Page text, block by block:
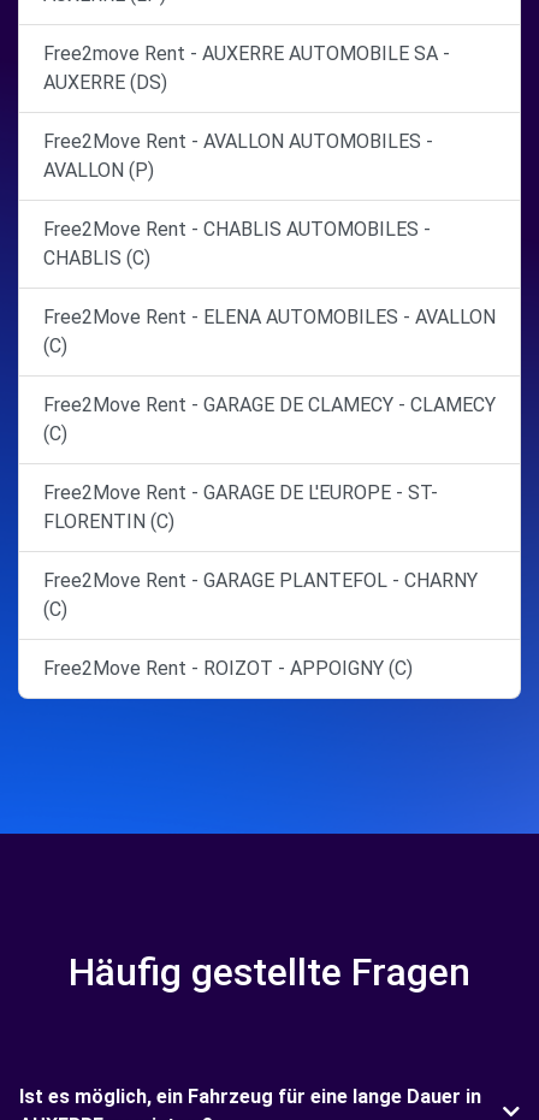
Free2move Rent - AUXERRE AUTOMOBILE SA -
AUXERRE (DS)
Free2Move Rent - AVALLON AUTOMOBILES -
AVALLON (P)
Free2Move Rent - CHABLIS AUTOMOBILES -
CHABLIS (C)
Free2Move Rent - ELENA AUTOMOBILES - AVALLON
(C)
Free2Move Rent - GARAGE DE CLAMECY - CLAMECY
(C)
Free2Move Rent - GARAGE DE L'EUROPE - ST-
FLORENTIN (C)
Free2Move Rent - GARAGE PLANTEFOL - CHARNY
(C)
Free2Move Rent - ROIZOT - APPOIGNY (C)
Häufig gestellte Fragen
Ist es möglich, ein Fahrzeug für eine lange Dauer in